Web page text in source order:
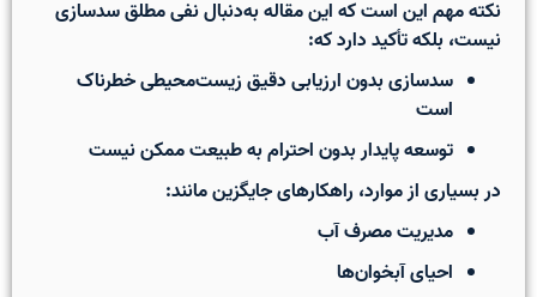
نکته مهم این است که این مقاله به‌دنبال نفی مطلق سدسازی
نیست، بلکه تأکید دارد که:
سدسازی بدون ارزیابی دقیق زیست‌محیطی خطرناک
است
توسعه پایدار بدون احترام به طبیعت ممکن نیست
در بسیاری از موارد، راهکارهای جایگزین مانند:
مدیریت مصرف آب
احیای آبخوان‌ها